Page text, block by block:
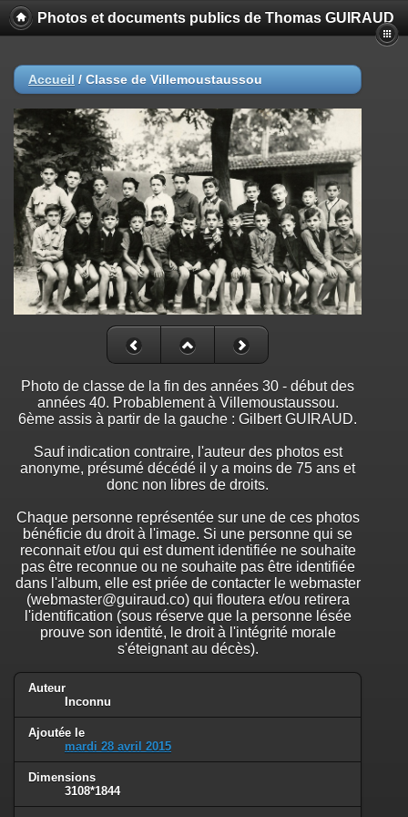
Photos et documents publics de Thomas GUIRAUD
Accueil / Classe de Villemoustaussou
Photo de classe de la fin des années 30 - début des
années 40. Probablement à Villemoustaussou.
6ème assis à partir de la gauche : Gilbert GUIRAUD.
Sauf indication contraire, l'auteur des photos est
anonyme, présumé décédé il y a moins de 75 ans et
donc non libres de droits.
Chaque personne représentée sur une de ces photos
bénéficie du droit à l'image. Si une personne qui se
reconnait et/ou qui est dument identifiée ne souhaite
pas être reconnue ou ne souhaite pas être identifiée
dans l'album, elle est priée de contacter le webmaster
(webmaster@guiraud.co) qui floutera et/ou retirera
l'identification (sous réserve que la personne lésée
prouve son identité, le droit à l'intégrité morale
s'éteignant au décès).
Auteur
Inconnu
Ajoutée le
mardi 28 avril 2015
Dimensions
3108*1844